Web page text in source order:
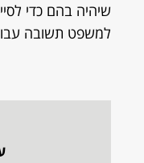
שיהיה בהם כדי
למשפט תשובה